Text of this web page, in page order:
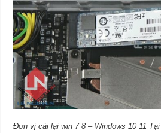
Đơn vị cài lại win 7 8 – Windows 10 11